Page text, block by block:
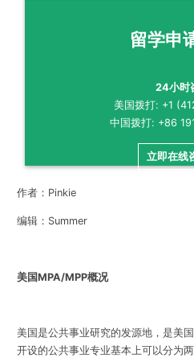
留学申
24小时
美国拨打: +1
中国拨打: +86
立即在线
作者：Pinkie
编辑：Summer
美国MPA/MPP概况
美国是公共事业研究的发源地，是美
开设的公共事业专业基本上可以分为